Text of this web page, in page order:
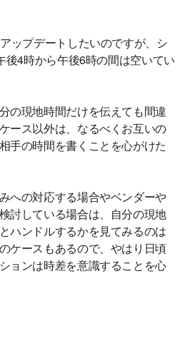
ップデートしたいのですが、シ
後4時から午後6時の間は空いてい
の現地時間だけを伝えても間違
ース以外は、なるべくお互いの
手の時間を書くことを心がけた
への対応する場合やベンダーや
討している場合は、自分の現地
ハンドルするかを見てみるのは
ケースもあるので、やはり日頃
ョンは時差を意識することを心